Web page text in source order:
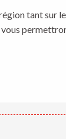
tant sur